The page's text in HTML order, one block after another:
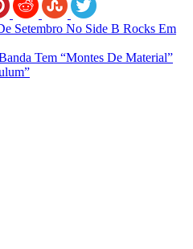
Setembro No Side B Rocks Em
Tem “Montes De Material”